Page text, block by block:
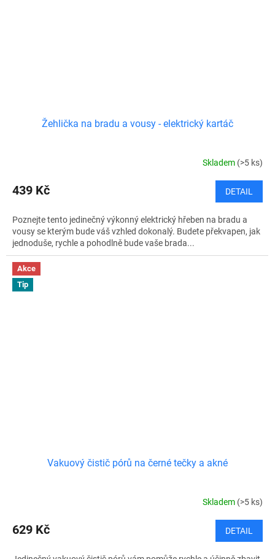
Žehlička na bradu a vousy - elektrický kartáč
Skladem (>5 ks)
439 Kč DETAIL
Poznejte tento jedinečný výkonný elektrický hřeben na bradu a
vousy se kterým bude váš vzhled dokonalý. Budete překvapen, jak
jednoduše, rychle a pohodlně bude vaše brada...
Akce
Tip
Vakuový čistič pórů na černé tečky a akné
Skladem (>5 ks)
629 Kč DETAIL